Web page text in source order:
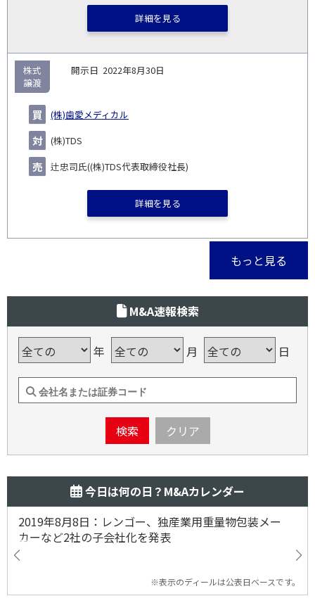
詳細を見る
2022年8月30日
(株)歯愛メディカル
(株)TDS
辻忠司氏((株)TDS代表取締役社長)
株式
譲渡
詳細を見る
もっと見る
M&A速報検索
年 月 日
検索 クリア
今日は何の日？M&Aカレンダー
2019年8月8日：レンゴー、独産業用重量物包装メー
カーなど2社の子会社化を発表
※表示のディールは公表日ベースです。